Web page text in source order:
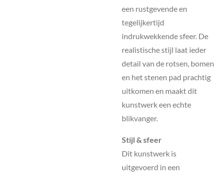
een rustgevende en
tegelijkertijd
indrukwekkende sfeer. De
realistische stijl laat ieder
detail van de rotsen, bomen
en het stenen pad prachtig
uitkomen en maakt dit
kunstwerk een echte
blikvanger.
Stijl & sfeer
Dit kunstwerk is
uitgevoerd in een